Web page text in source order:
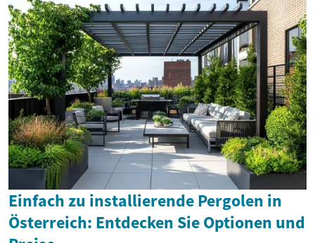
Einfach zu installierende Pergolen in
Österreich: Entdecken Sie Optionen und